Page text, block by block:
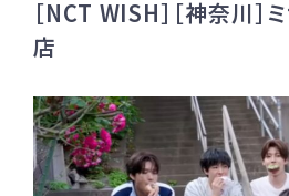
［NCT WISH］［神奈川
店